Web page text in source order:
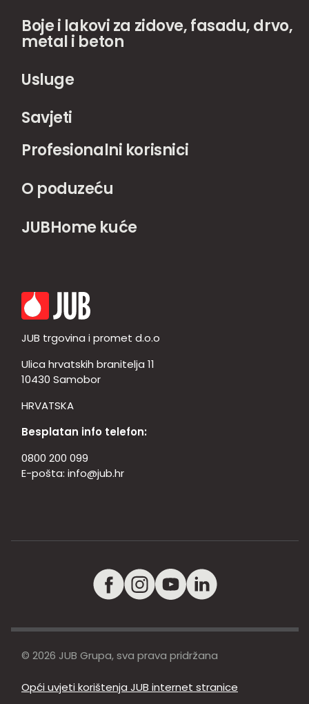
Boje i lakovi za zidove, fasadu, drvo,
metal i beton
Usluge
Savjeti
Profesionalni korisnici
O poduzeću
JUBHome kuće
JUB trgovina i promet d.o.o
Ulica hrvatskih branitelja 11
10430 Samobor
HRVATSKA
Besplatan info telefon:
0800 200 099
E-pošta: info@jub.hr
© 2026 JUB Grupa, sva prava pridržana
Opći uvjeti korištenja JUB internet stranice